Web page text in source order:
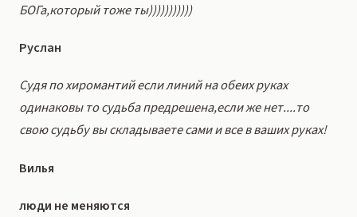
БОГа,который тоже ты)))))))))))
Руслан
Судя по хиромантий если линий на обеих руках
одинаковы то судьба предрешена,если же нет....то
свою судьбу вы складываете сами и все в ваших руках!
Вилья
люди не меняются